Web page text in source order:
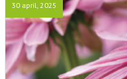
30 april, 2025